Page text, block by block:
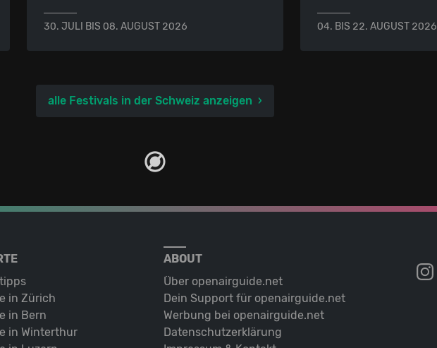
30. JULI BIS 08. AUGUST 2026 04. BIS 22. AUGUST 2026
alle Festivals in der Schweiz anzeigen
in Zürich
in Bern
in Winterthur
ABOUT
Über openairguide.net
Dein Support für openairguide.net
Werbung bei openairguide.net
Datenschutz­erklärung